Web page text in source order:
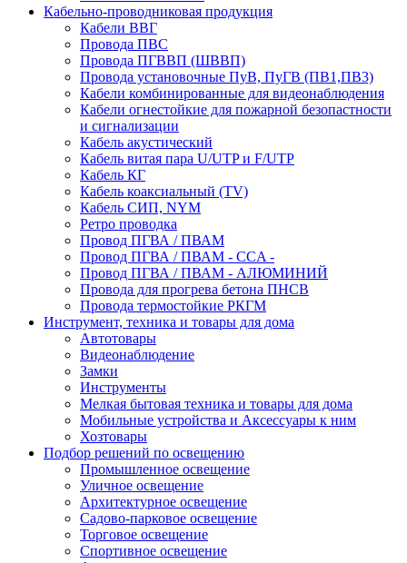
Кабельно-проводниковая продукция
Кабели ВВГ
Провода ПВС
Провода ПГВВП (ШВВП)
Провода установочные ПуВ, ПуГВ (ПВ1,ПВ3)
Кабели комбинированные для видеонаблюдения
Кабели огнестойкие для пожарной безопастности
и сигнализации
Кабель акустический
Кабель витая пара U/UTP и F/UTP
Кабель КГ
Кабель коаксиальный (TV)
Кабель СИП, NYM
Ретро проводка
Провод ПГВА / ПВАМ
Провод ПГВА / ПВАМ - CCA -
Провод ПГВА / ПВАМ - АЛЮМИНИЙ
Провода для прогрева бетона ПНСВ
Провода термостойкие РКГМ
Инструмент, техника и товары для дома
Автотовары
Видеонаблюдение
Замки
Инструменты
Мелкая бытовая техника и товары для дома
Мобильные устройства и Аксессуары к ним
Хозтовары
Подбор решений по освещению
Промышленное освещение
Уличное освещение
Архитектурное освещение
Садово-парковое освещение
Торговое освещение
Спортивное освещение